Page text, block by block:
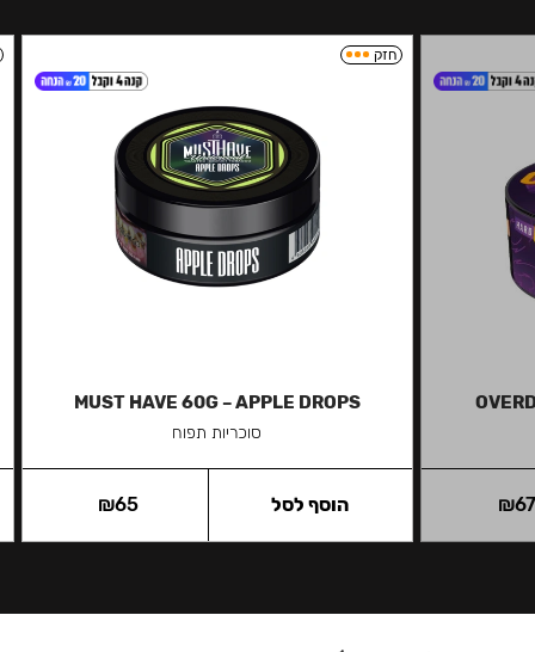
₪
חזק
MUST HAVE 60G – APPLE DROPS
סוכריות תפוח
₪65 הוסף לסל